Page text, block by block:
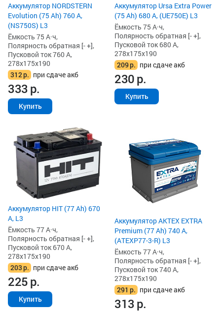
Аккумулятор NORDSTERN
Evolution (75 Ah) 760 А,
(NS750S) L3
Ёмкость 75 А·ч,
Полярность обратная [- +],
Пусковой ток 760 А,
278x175x190
312р. при сдаче акб
333р.
Купить
Аккумулятор Ursa Extra Power
(75 Ah) 680 А, (UE750E) L3
Ёмкость 75 А·ч,
Полярность обратная [- +],
Пусковой ток 680 А,
278x175x190
209р. при сдаче акб
230р.
Купить
Аккумулятор HIT (77 Ah) 670
А, L3
Ёмкость 77 А·ч,
Полярность обратная [- +],
Пусковой ток 670 А,
278x175x190
203р. при сдаче акб
225р.
Купить
Аккумулятор AKTEX EXTRA
Premium (77 Ah) 740 А,
(ATEXP77-3-R) L3
Ёмкость 77 А·ч,
Полярность обратная [- +],
Пусковой ток 740 А,
278x175x190
291 р. при сдаче акб
313р.